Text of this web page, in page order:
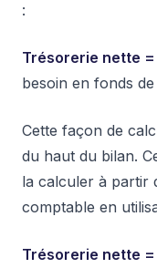
:
Trésorerie nette =
besoin en fonds
Cette façon de
du haut du bilan.
la calculer à partir
comptable en
Trésorerie nette =